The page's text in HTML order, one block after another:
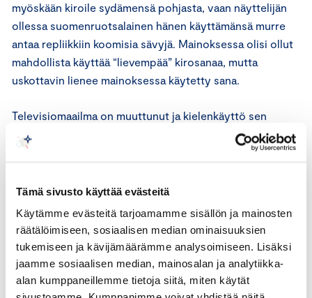
Tämä sivusto käyttää evästeitä
Käytämme evästeitä tarjoamamme sisällön ja mainosten
räätälöimiseen, sosiaalisen median ominaisuuksien
tukemiseen ja kävijämäärämme analysoimiseen. Lisäksi
jaamme sosiaalisen median, mainosalan ja analytiikka-
alan kumppaneillemme tietoja siitä, miten käytät
myöskään kiroile sydämensä pohjasta, vaan näyttelijän
ollessa suomenruotsalainen hänen käyttämänsä murre
antaa repliikkiin koomisia sävyjä. Mainoksessa olisi ollut
mahdollista käyttää “lievempää” kirosanaa, mutta
uskottavin lienee mainoksessa käytetty sana.
Televisiomaailma on muuttunut ja kielenkäyttö sen
mukana. Osassa suomalaisista, eri katseluaikoina
esitettävistä tv-sarjoista käytetään huomattavasti
on mainoksessa dramaturginen tarkoitus.
Mainonnan eettisen neuvoston lausunto
Sovellettavat säännöt
Kansainvälisen kauppakamarin ICC:n markkinoinnin